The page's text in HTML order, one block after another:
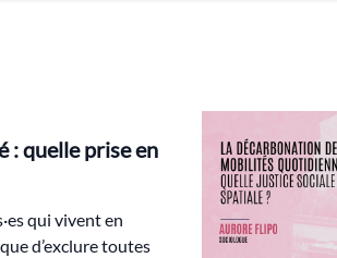
: quelle prise en
qui vivent en
d’exclure toutes